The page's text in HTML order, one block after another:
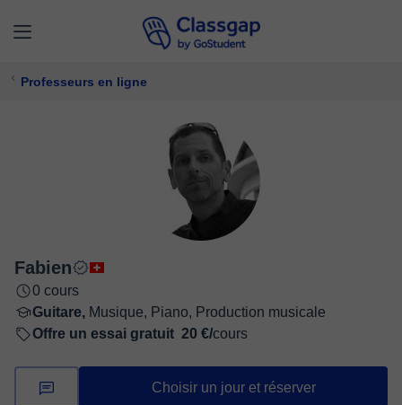
Professeurs en ligne
Fabien
0 cours
Guitare, Musique, Piano, Production musicale
Offre un essai gratuit 20 €/cours
Choisir un jour et réserver